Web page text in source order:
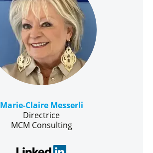
Marie-Claire Messerli
Directrice
MCM Consulting